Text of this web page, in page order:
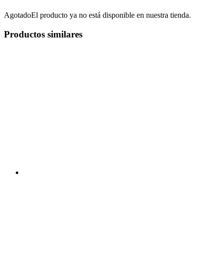
AgotadoEl producto ya no está disponible en nuestra tienda.
Productos similares